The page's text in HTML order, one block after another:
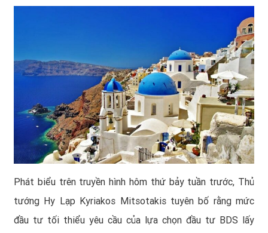
Phát biểu trên truyền hình hôm thứ bảy tuần trước, Thủ
tướng Hy Lạp Kyriakos Mitsotakis tuyên bố rằng mức
đầu tư tối thiểu yêu cầu của lựa chọn đầu tư BDS lấy